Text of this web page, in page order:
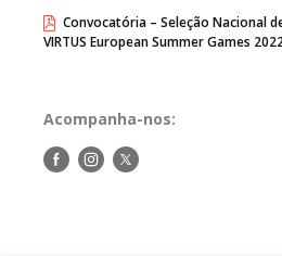
Convocatória – Seleção Nacional
VIRTUS European Summer Games
Acompanha-nos:
Siga-Siga-Siga-